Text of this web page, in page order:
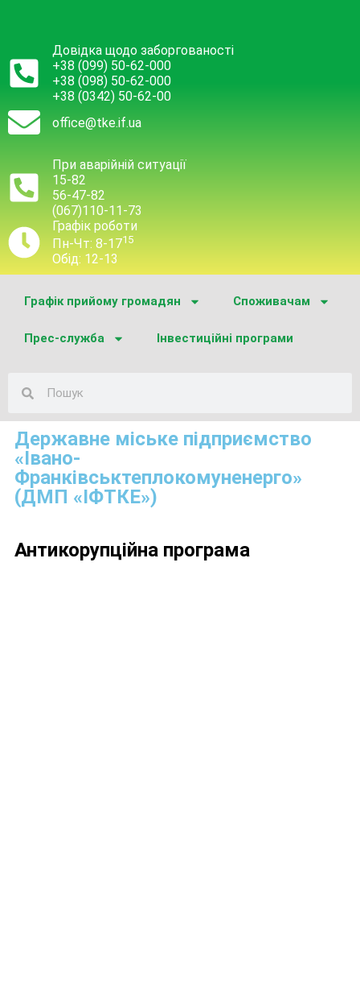
Довідка щодо заборгованості
+38 (099) 50-62-000
+38 (098) 50-62-000
+38 (0342) 50-62-00
office@tke.if.ua
При аварійній ситуації
15-82
56-47-82
(067)110-11-73
Графік роботи
Пн-Чт: 8-1715
Обід: 12-13
Графік прийому громадян Споживачам
Прес-служба Інвестиційні програми
Державне міське підприємство
«Івано-
Франківськтеплокомуненерго»
(ДМП «ІФТКЕ»)
Антикорупційна програма